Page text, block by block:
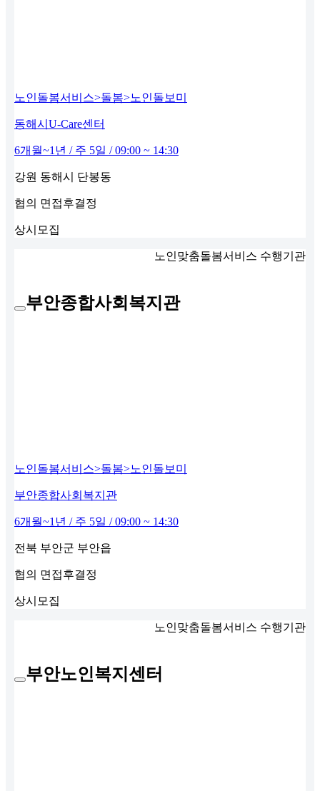
노인돌봄서비스>돌봄>노인돌보미
동해시U-Care센터
6개월~1년 / 주 5일 / 09:00 ~ 14:30
강원 동해시 단봉동
협의 면접후결정
상시모집
노인맞춤돌봄서비스 수행기관
부안종합사회복지관
노인돌봄서비스>돌봄>노인돌보미
부안종합사회복지관
6개월~1년 / 주 5일 / 09:00 ~ 14:30
전북 부안군 부안읍
협의 면접후결정
상시모집
노인맞춤돌봄서비스 수행기관
부안노인복지센터